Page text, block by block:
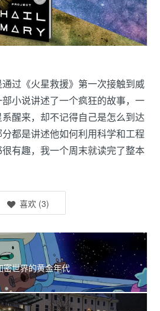
过《火星救援》第一次接触到威
小说讲述了一个疯狂的故事，一
醒来，却不记得自己是怎么到达
都是讲述他如何利用科学和工程
有趣，我一个周末就读完了整本
喜欢 (3)
世界的黄金年代